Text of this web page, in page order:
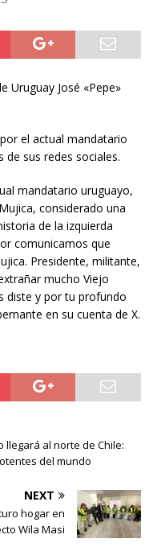
Uruguay José «Pepe»
el actual mandatario
de sus redes sociales.
mandatario uruguayo,
considerado una
de la izquierda
comunicamos que
Presidente, militante,
mucho Viejo
diste y por tu profundo
en su cuenta de X.
al norte de Chile:
del mundo
NEXT
hogar en
Wila Masi